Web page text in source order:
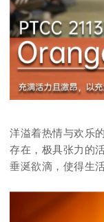
洋溢着热情与欢乐
存在，极具张力的
垂涎欲滴，使得生